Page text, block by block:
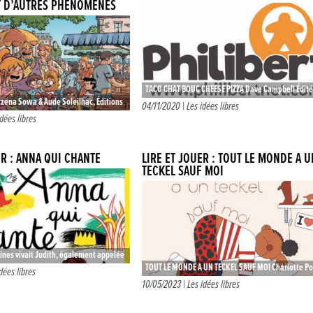
PHÉNOMÈNES
Sowa & Aude Soleilhac, Éditions
dernière publication de
libres
TACO CHAT BOUC CHEESE PIZZA Dave Campbell
Blue Orange Games Dès 8 ans – 2 à 8 joueurs…
04/11/2020 |Les idées libres
: ANNA QUI CHANTE
vivait Judith, également appelée
la fille du roi et elle vivait…
libres
LIRE ET JOUER : TOUT LE MONDE A
TECKEL SAUF MOI
TOUT LE MONDE A UN TECKEL SAUF MOI Charlotte
Dès 2 ans- Album Éditions Biscotto 18€ La jeune
10/05/2023 |Les idées libres